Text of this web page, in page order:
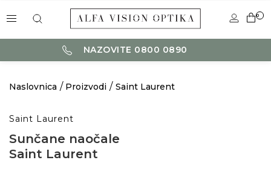
0
NAZOVITE 0800 0890
Naslovnica Proizvodi Saint Laurent
Saint Laurent
Sunčane naočale
Saint Laurent